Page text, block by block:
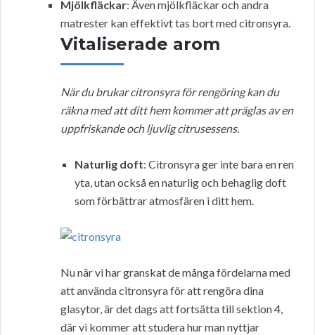
Mjölkfläckar: Även mjölkfläckar och andra
matrester kan effektivt tas bort med citronsyra.
Vitaliserade arom
När du brukar citronsyra för rengöring kan du
räkna med att ditt hem kommer att präglas av en
uppfriskande och ljuvlig citrusessens.
Naturlig doft: Citronsyra ger inte bara en ren
yta, utan också en naturlig och behaglig doft
som förbättrar atmosfären i ditt hem.
Nu när vi har granskat de många fördelarna med
att använda citronsyra för att rengöra dina
glasytor, är det dags att fortsätta till sektion 4,
där vi kommer att studera hur man nyttjar